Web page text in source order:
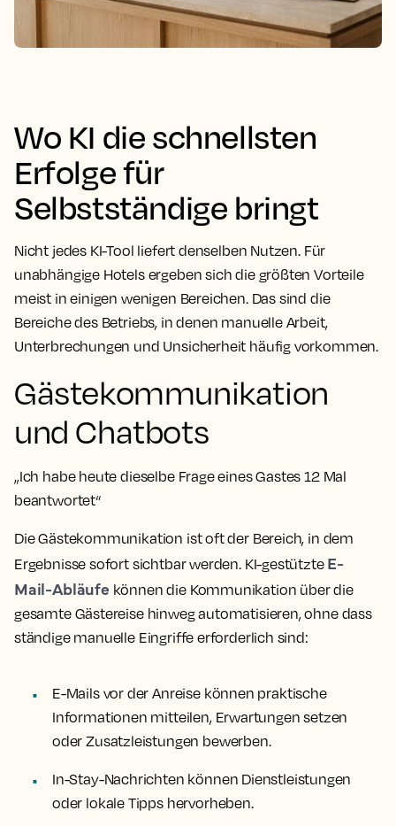
Wo KI die schnellsten
Erfolge für
Selbstständige bringt
Nicht jedes KI-Tool liefert denselben Nutzen. Für
unabhängige Hotels ergeben sich die größten Vorteile
meist in einigen wenigen Bereichen. Das sind die
Bereiche des Betriebs, in denen manuelle Arbeit,
Unterbrechungen und Unsicherheit häufig vorkommen.
Gästekommunikation
und Chatbots
„Ich habe heute dieselbe Frage eines Gastes 12 Mal
beantwortet“
Die Gästekommunikation ist oft der Bereich, in dem
Ergebnisse sofort sichtbar werden. KI-gestützte E-
Mail-Abläufe können die Kommunikation über die
gesamte Gästereise hinweg automatisieren, ohne dass
ständige manuelle Eingriffe erforderlich sind:
E-Mails vor der Anreise können praktische
Informationen mitteilen, Erwartungen setzen
oder Zusatzleistungen bewerben.
In-Stay-Nachrichten können Dienstleistungen
oder lokale Tipps hervorheben.